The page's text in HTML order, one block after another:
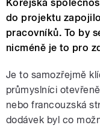
Korejská
do projektu
pracovníků. To by
nicméně je to pro
Je to samozřejmě
průmyslníci
nebo francouzská
dodávek byl co